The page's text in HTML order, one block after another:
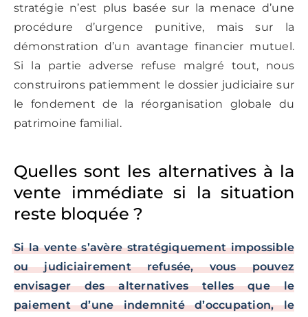
stratégie n’est plus basée sur la menace d’une
procédure d’urgence punitive, mais sur la
démonstration d’un avantage financier mutuel.
Si la partie adverse refuse malgré tout, nous
construirons patiemment le dossier judiciaire sur
le fondement de la réorganisation globale du
patrimoine familial.
Quelles sont les alternatives à la
vente immédiate si la situation
reste bloquée ?
Si la vente s’avère stratégiquement impossible
ou judiciairement refusée, vous pouvez
envisager des alternatives telles que le
paiement d’une indemnité d’occupation, le